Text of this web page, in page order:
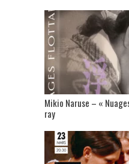
Mikio Naruse – «
ray